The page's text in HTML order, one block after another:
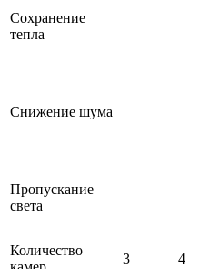
Сохранение
тепла
Снижение шума
Пропускание
света
Количество
3 4